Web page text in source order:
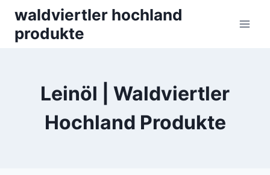
content
waldviertler hochland
produkte
Leinöl | Waldviertler
Hochland Produkte